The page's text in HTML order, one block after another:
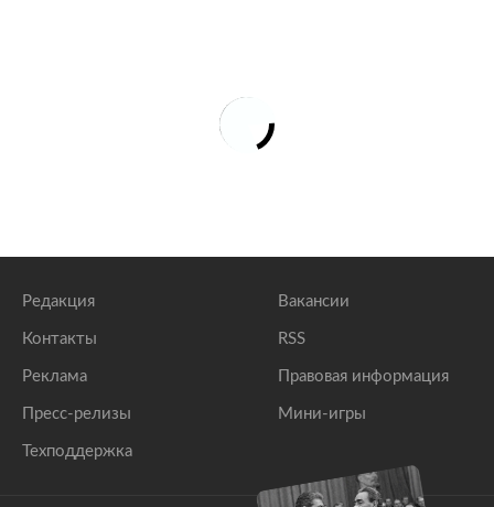
Редакция
Контакты
Реклама
Пресс-релизы
Техподдержка
Вакансии
RSS
Правовая информация
Мини-игры